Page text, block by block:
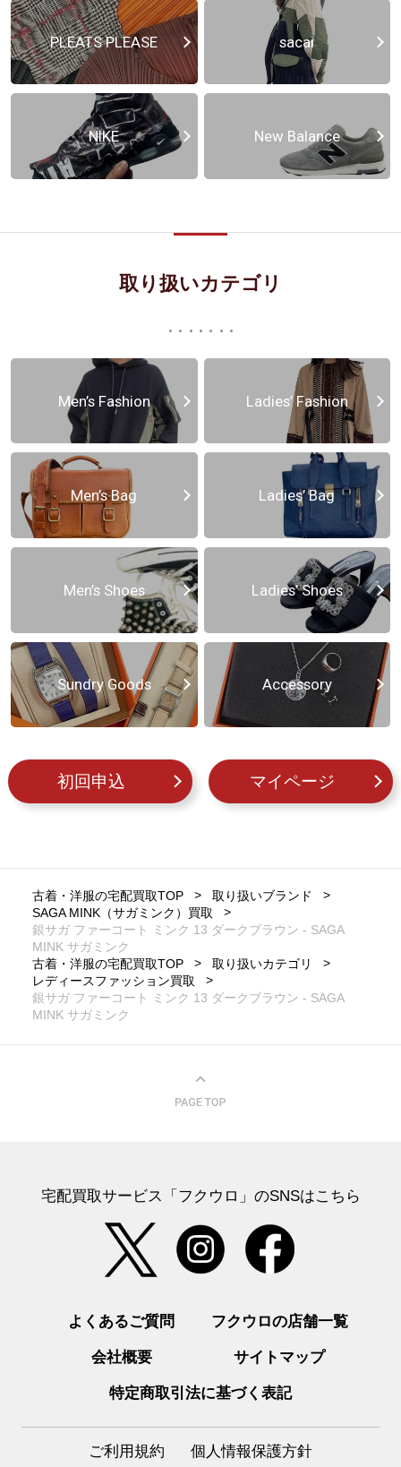
PLEATS PLEASE sacai
NIKE New Balance
取り扱いカテゴリ
Men’s Fashion Ladies’ Fashion
Men’s Bag Ladies’ Bag
Men’s Shoes Ladies’ Shoes
Sundry Goods Accessory
初回申込 マイページ
古着・洋服の宅配買取TOP
取り扱いブランド
SAGA MINK（サガミンク）買取
銀サガ ファーコート ミンク 13 ダークブラウン - SAGA
MINK サガミンク
古着・洋服の宅配買取TOP
取り扱いカテゴリ
レディースファッション買取
銀サガ ファーコート ミンク 13 ダークブラウン - SAGA
MINK サガミンク
宅配買取サービス「フクウロ」のSNSはこちら
よくあるご質問 フクウロの店舗一覧
会社概要 サイトマップ
特定商取引法に基づく表記
ご利用規約 個人情報保護方針